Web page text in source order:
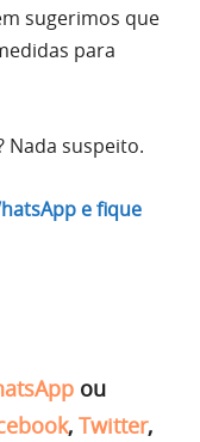
sugerimos que
para
Nada suspeito.
e fique
ou
, Twitter,